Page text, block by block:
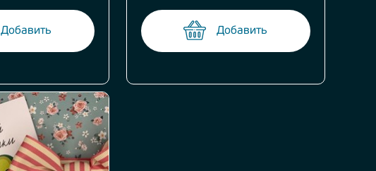
Добавить Добавить